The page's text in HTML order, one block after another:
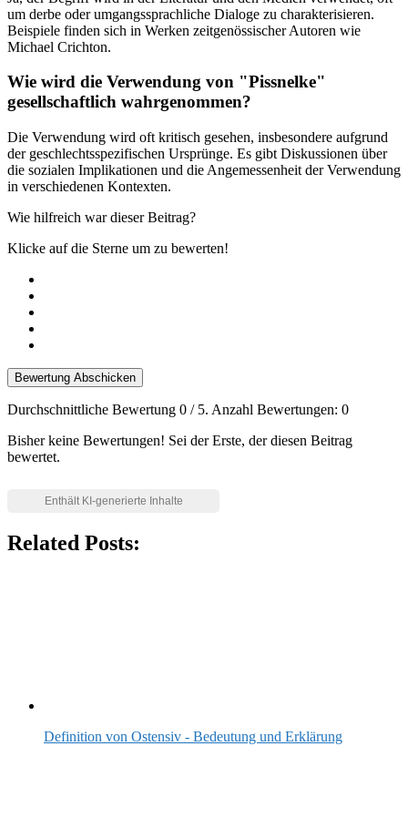
um derbe oder umgangssprachliche Dialoge zu charakterisieren.
Beispiele finden sich in Werken zeitgenössischer Autoren wie
Michael Crichton.
Wie wird die Verwendung von "Pissnelke"
gesellschaftlich wahrgenommen?
Die Verwendung wird oft kritisch gesehen, insbesondere aufgrund
der geschlechtsspezifischen Ursprünge. Es gibt Diskussionen über
die sozialen Implikationen und die Angemessenheit der Verwendung
in verschiedenen Kontexten.
Wie hilfreich war dieser Beitrag?
Klicke auf die Sterne um zu bewerten!
Bewertung Abschicken
Durchschnittliche Bewertung 0 / 5. Anzahl Bewertungen: 0
Bisher keine Bewertungen! Sei der Erste, der diesen Beitrag
bewertet.
Related Posts:
Definition von Ostensiv - Bedeutung und Erklärung